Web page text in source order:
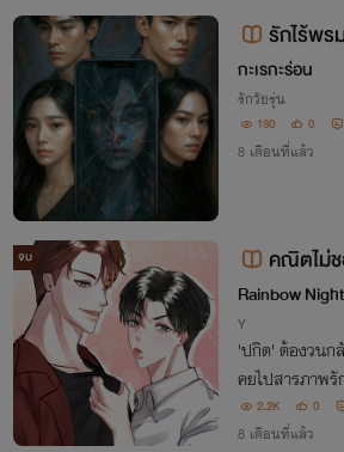
รักไร้พร
กะเรกะร่อน
รักวัยรุ่น
130 0
8 เดือนที่แล้ว
จบ
คณิตไม่
บปกิตครับ
Rainbow Night
Y
'ปกิต' ต้องวนก
คยไปสารภาพ
บมาว่า 'son of
มดกรรมต่อกันแ
2.2K 0
8 เดือนที่แล้ว